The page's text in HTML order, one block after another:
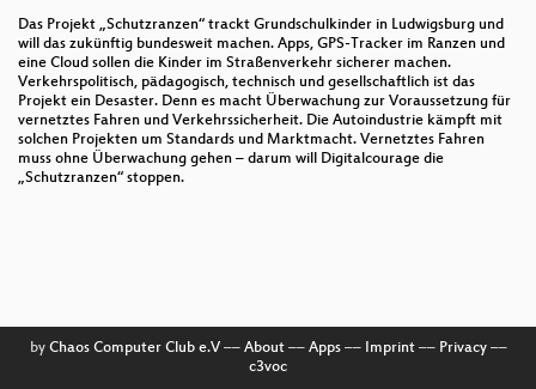
Das Projekt „Schutzranzen“ trackt Grundschulkinder in Ludwigsburg und
will das zukünftig bundesweit machen. Apps, GPS-Tracker im Ranzen und
eine Cloud sollen die Kinder im Straßenverkehr sicherer machen.
Verkehrspolitisch, pädagogisch, technisch und gesellschaftlich ist das
Projekt ein Desaster. Denn es macht Überwachung zur Voraussetzung für
vernetztes Fahren und Verkehrssicherheit. Die Autoindustrie kämpft mit
solchen Projekten um Standards und Marktmacht. Vernetztes Fahren
muss ohne Überwachung gehen – darum will Digitalcourage die
„Schutzranzen“ stoppen.
by Chaos Computer Club e.V–– About–– Apps–– Imprint–– Privacy––
c3voc